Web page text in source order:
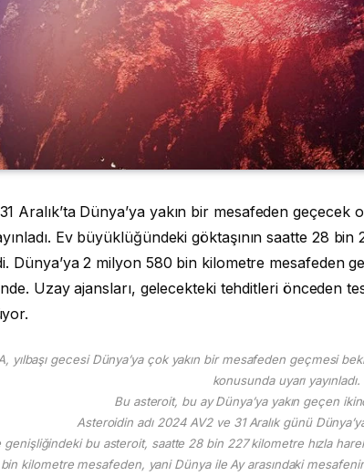
Aralık’ta Dünya’ya yakın bir mesafeden geçecek
Ev büyüklüğündeki göktaşının saatte 28
Dünya’ya 2 milyon 580 bin kilometre mesafeden
Uzay ajansları, gelecekteki tehditleri önceden
yılbaşı gecesi Dünya’ya çok yakın bir mesafeden geçmesi
konusunda uyarı yayınladı.
Bu asteroit, bu ay Dünya’ya yakın geçen
Asteroidin adı 2024 AV2 ve 31 Aralık günü
genişliğindeki bu asteroit, saatte 28 bin 227 kilometre hızla
bin kilometre mesafeden, yani Dünya ile Ay arasındaki